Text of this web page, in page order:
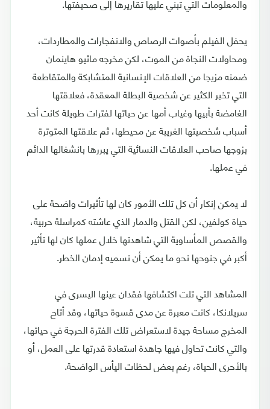
يحفل الفيلم بأصوات الرصاص والانفجارات والمطاردات،
ومحاولات النجاة من الموت، لكن مخرجه ماثيو هاينمان
ضمنه مزيجا من العلاقات الإنسانية المتشابكة والمتقاطعة
التي تخبر الكثير عن شخصية البطلة المعقدة، فعلاقتها
الغامضة بأبيها وغياب أمها عن حياتها لفترات طويلة كانت أحد
أسباب شخصيتها الغريبة عن محيطها، ثم علاقتها المتوترة
بزوجها صاحب العلاقات النسائية التي يبررها بانشغالها الدائم
في عملها.
لا يمكن إنكار أن كل تلك الأمور كان لها تأثيرات واضحة على
حياة كولفين، لكن القتل والدمار الذي عاشته كمراسلة حربية،
والقصص المأساوية التي شاهدتها خلال عملها كان لها تأثير
أكبر في جنوحها نحو ما يمكن أن نسميه إدمان الخطر.
المشاهد التي تلت اكتشافها فقدان عينها اليسرى في
سريلانكا، كانت معبرة عن مدى قسوة حياتها، وقد أتاح
المخرج مساحة جيدة لاستعراض تلك الفترة الحرجة في حياتها،
والتي كانت تحاول فيها جاهدة استعادة قدرتها على العمل، أو
بالأحرى الحياة، رغم بعض لحظات اليأس الواضحة.